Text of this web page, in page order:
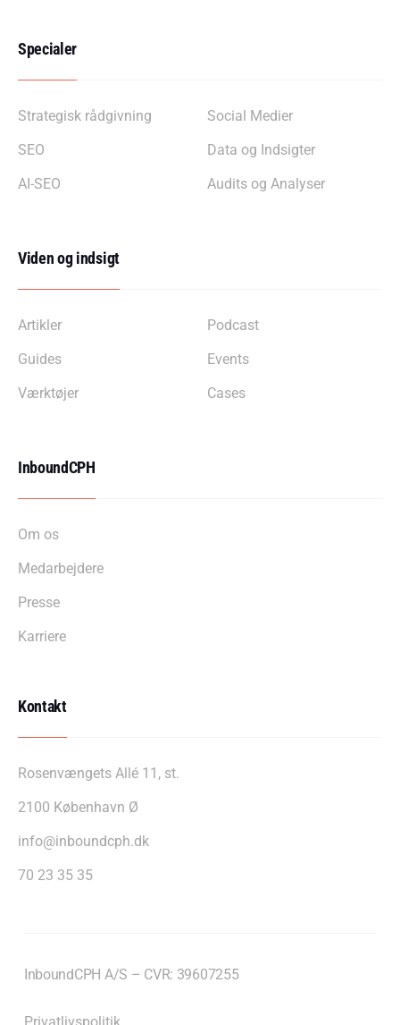
Specialer
Strategisk rådgivning
SEO
AI-SEO
Social Medier
Data og Indsigter
Audits og Analyser
Viden og indsigt
Artikler
Guides
Værktøjer
Podcast
Events
Cases
InboundCPH
Om os
Medarbejdere
Presse
Karriere
Kontakt
Rosenvængets Allé 11, st.
2100 København Ø
info@inboundcph.dk
70 23 35 35
InboundCPH A/S – CVR: 39607255
Privatlivspolitik